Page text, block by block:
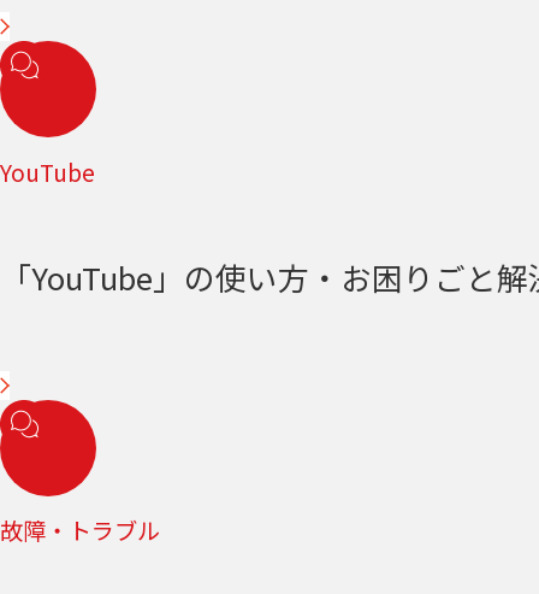
YouTube
「YouTube」の使い方・お困りごと
故障・トラブル